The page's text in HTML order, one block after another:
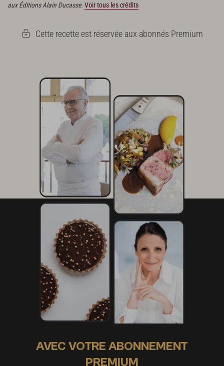
aux Éditions Alain Ducasse. Voir tous les crédits
Cette recette est réservée aux abonnés Premium
AVEC VOTRE ABONNEMENT
PREMIUM